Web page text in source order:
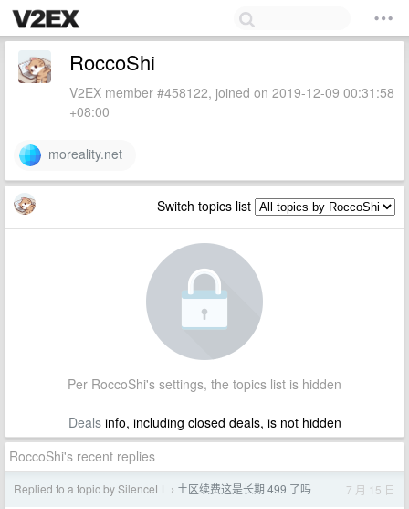
RoccoShi
V2EX member #458122, joined on 2019-12-09 00:31:58
+08:00
moreality.net
Switch topics list
Per RoccoShi's settings, the topics list is hidden
Dealsinfo, including closed deals, is not hidden
RoccoShi's recent replies
Replied to a topic by SilenceLL › 土区续费这是长期 499 了吗 7 月 15 日